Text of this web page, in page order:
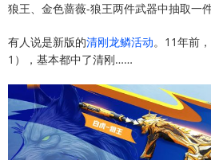
狼王、金色蔷薇-狼王两件武器中抽取一
有人说是新版的清刚龙鳞活动。11年前
1），基本都中了清刚……